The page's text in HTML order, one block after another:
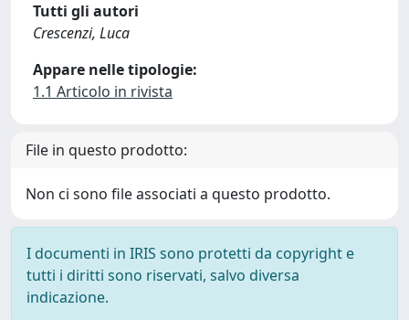
Tutti gli autori
Crescenzi, Luca
Appare nelle tipologie:
1.1 Articolo in rivista
File in questo prodotto:
Non ci sono file associati a questo prodotto.
I documenti in IRIS sono protetti da copyright e
tutti i diritti sono riservati, salvo diversa
indicazione.